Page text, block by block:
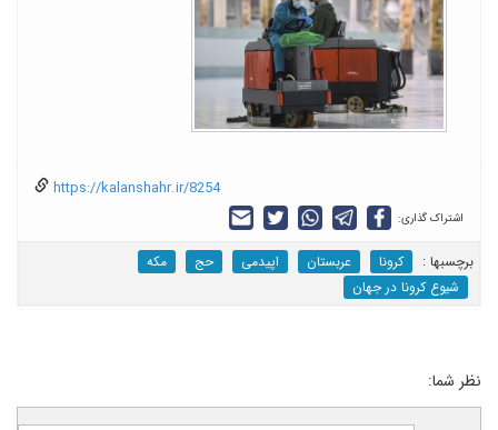
https://kalanshahr.ir/8254
اشتراک گذاری:
برچسب‎ها : کرونا عربستان اپیدمی حج
مکه
شیوع کرونا در جهان
نظر شما: